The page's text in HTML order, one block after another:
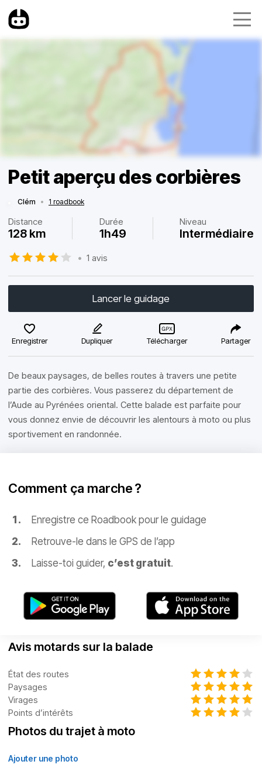
Petit aperçu des corbières
Clém • 1 roadbook
Distance
128 km
Durée
1h49
Niveau
Intermédiaire
• 1 avis
Lancer le guidage
Enregistrer Dupliquer Télécharger Partager
De beaux paysages, de belles routes à travers une petite
partie des corbières. Vous passerez du département de
l’Aude au Pyrénées oriental. Cette balade est parfaite pour
vous donnez envie de découvrir les alentours à moto ou plus
sportivement en randonnée.
Comment ça marche ?
Enregistre ce Roadbook pour le guidage
Retrouve-le dans le GPS de l’app
Laisse-toi guider, c’est gratuit.
Avis motards sur la balade
État des routes
Paysages
Virages
Points d’intérêts
Photos du trajet à moto
Ajouter une photo